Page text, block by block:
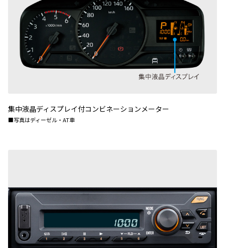
集中液晶ディスプレイ付コンビネーションメーター
■写真はディーゼル・AT車